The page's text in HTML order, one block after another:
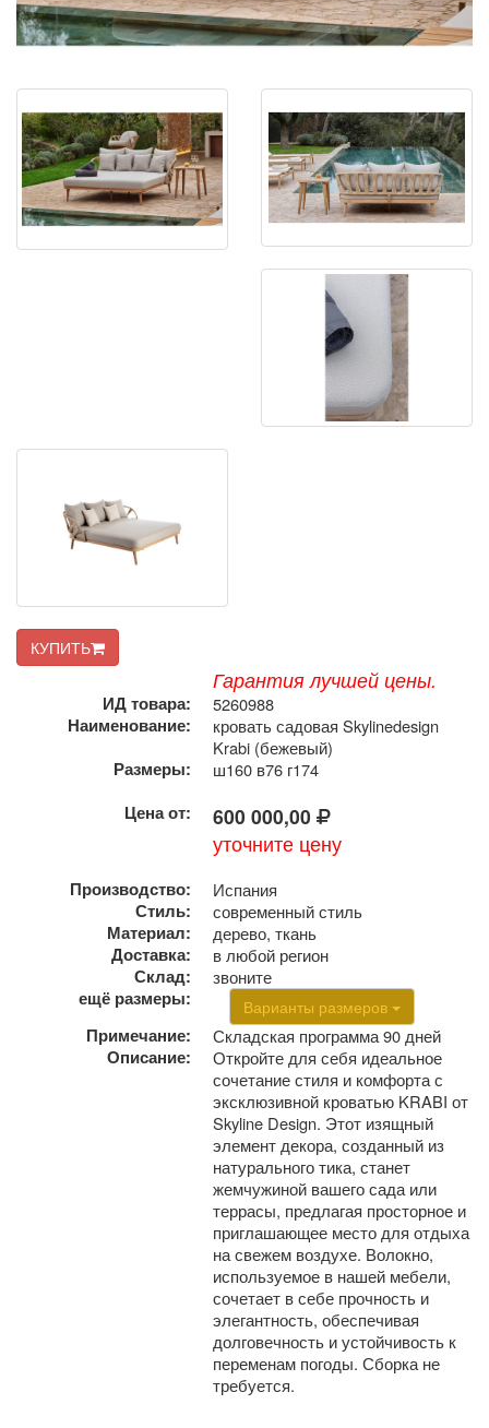
КУПИТЬ
Гарантия лучшей цены.
ИД товара:
5260988
Наименование:
кровать садовая Skylinedesign
Krabi (бежевый)
Размеры:
ш160 в76 г174
Цена от:
600 000,00
уточните цену
Производство:
Испания
Стиль:
современный стиль
Материал:
дерево, ткань
Доставка:
в любой регион
Склад:
звоните
ещё размеры:
Варианты размеров
Примечание:
Складская программа 90 дней
Описание:
Откройте для себя идеальное
сочетание стиля и комфорта с
эксклюзивной кроватью KRABI от
Skyline Design. Этот изящный
элемент декора, созданный из
натурального тика, станет
жемчужиной вашего сада или
террасы, предлагая просторное и
приглашающее место для отдыха
на свежем воздухе. Волокно,
используемое в нашей мебели,
сочетает в себе прочность и
элегантность, обеспечивая
долговечность и устойчивость к
переменам погоды. Сборка не
требуется.